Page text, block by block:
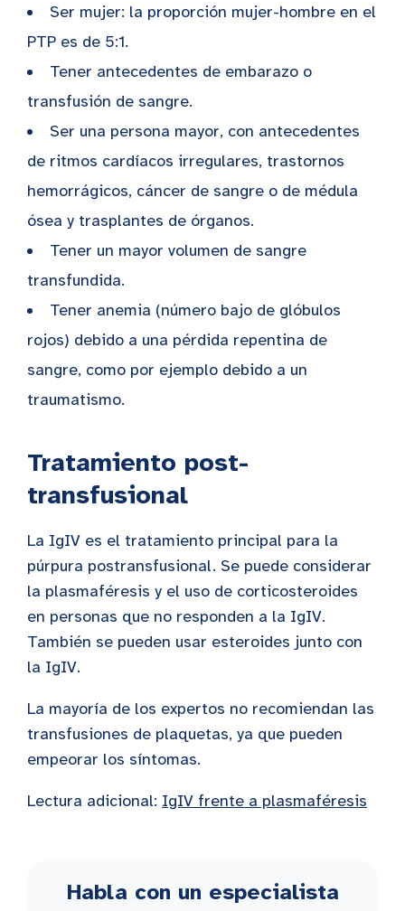
Ser mujer: la proporción mujer-hombre en el
PTP es de 5:1.
Tener antecedentes de embarazo o
transfusión de sangre.
Ser una persona mayor, con antecedentes
de ritmos cardíacos irregulares, trastornos
hemorrágicos, cáncer de sangre o de médula
ósea y trasplantes de órganos.
Tener un mayor volumen de sangre
transfundida.
Tener anemia (número bajo de glóbulos
rojos) debido a una pérdida repentina de
sangre, como por ejemplo debido a un
traumatismo.
Tratamiento post-
transfusional
La IgIV es el tratamiento principal para la
púrpura postransfusional. Se puede considerar
la plasmaféresis y el uso de corticosteroides
en personas que no responden a la IgIV.
También se pueden usar esteroides junto con
la IgIV.
La mayoría de los expertos no recomiendan las
transfusiones de plaquetas, ya que pueden
empeorar los síntomas.
Lectura adicional: IgIV frente a plasmaféresis
Habla con un especialista